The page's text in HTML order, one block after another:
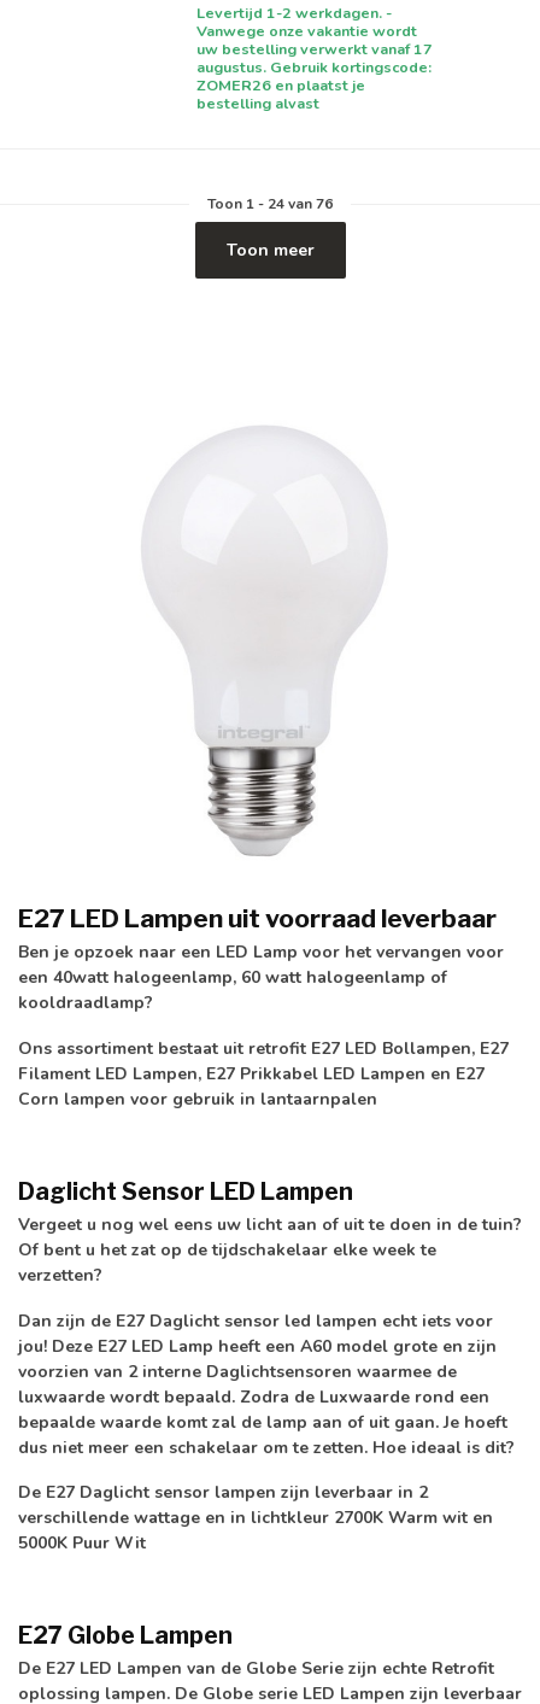
Levertijd 1-2 werkdagen. -
Vanwege onze vakantie wordt
uw bestelling verwerkt vanaf 17
augustus. Gebruik kortingscode:
ZOMER26 en plaatst je
bestelling alvast
Toon 1- 24van 76
Toon meer
E27 LED Lampen uit voorraad leverbaar
Ben je opzoek naar een LED Lamp voor het vervangen voor
een 40watt halogeenlamp, 60 watt halogeenlamp of
kooldraadlamp?
Ons assortiment bestaat uit retrofit E27 LED Bollampen, E27
Filament LED Lampen, E27 Prikkabel LED Lampen en E27
Corn lampen voor gebruik in lantaarnpalen
Daglicht Sensor LED Lampen
Vergeet u nog wel eens uw licht aan of uit te doen in de tuin?
Of bent u het zat op de tijdschakelaar elke week te
verzetten?
Dan zijn de E27 Daglicht sensor led lampen echt iets voor
jou! Deze E27 LED Lamp heeft een A60 model grote en zijn
voorzien van 2 interne Daglichtsensoren waarmee de
luxwaarde wordt bepaald. Zodra de Luxwaarde rond een
bepaalde waarde komt zal de lamp aan of uit gaan. Je hoeft
dus niet meer een schakelaar om te zetten. Hoe ideaal is dit?
De E27 Daglicht sensor lampen zijn leverbaar in 2
verschillende wattage en in lichtkleur 2700K Warm wit en
5000K Puur Wit
E27 Globe Lampen
De E27 LED Lampen van de Globe Serie zijn echte Retrofit
oplossing lampen. De Globe serie LED Lampen zijn leverbaar